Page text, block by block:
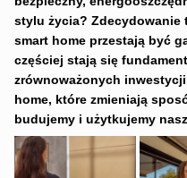
stylu życia? Zdecydowanie
smart home przestają być
częściej stają się
zrównoważonych
home, które zmieniają
budujemy i użytkujemy